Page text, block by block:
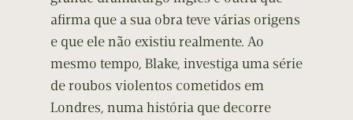
afirma que a sua obra teve várias origens
e que ele não existiu realmente. Ao
mesmo tempo, Blake, investiga uma série
de roubos violentos cometidos em
Londres, numa história que decorre